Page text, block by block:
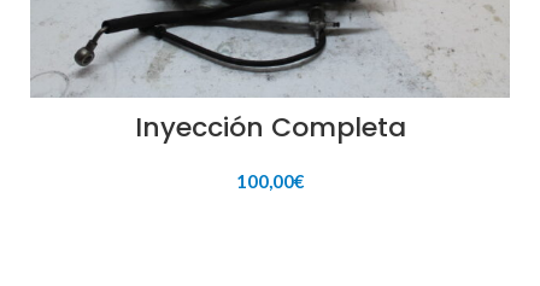
Inyección Completa
100,00€